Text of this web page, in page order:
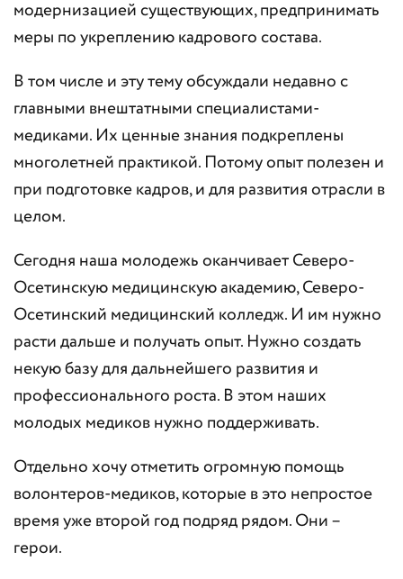
модернизацией существующих, предпринимать
меры по укреплению кадрового состава.
В том числе и эту тему обсуждали недавно с
главными внештатными специалистами-
медиками. Их ценные знания подкреплены
многолетней практикой. Потому опыт полезен и
при подготовке кадров, и для развития отрасли в
целом.
Сегодня наша молодежь оканчивает Северо-
Осетинскую медицинскую академию, Северо-
Осетинский медицинский колледж. И им нужно
расти дальше и получать опыт. Нужно создать
некую базу для дальнейшего развития и
профессионального роста. В этом наших
молодых медиков нужно поддерживать.
Отдельно хочу отметить огромную помощь
волонтеров-медиков, которые в это непростое
время уже второй год подряд рядом. Они –
герои.